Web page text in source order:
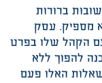
ברורות
מספיק. עסק
הקהל שלו בפרט
להפוך ללא
האלו פעם